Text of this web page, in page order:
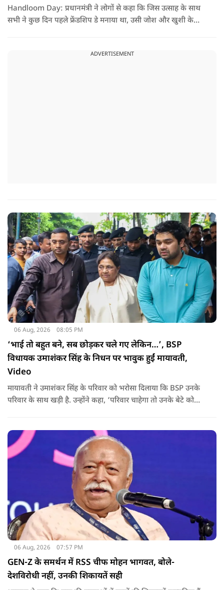
Handloom Day: प्रधानमंत्री ने लोगों से कहा कि जिस उत्साह के साथ
सभी ने कुछ दिन पहले फ्रेंडशिप डे मनाया था, उसी जोश और खुशी के
ADVERTISEMENT
06 Aug, 2026 08:05 PM
‘भाई तो बहुत बने, सब छोड़कर चले गए लेकिन…’, BSP
विधायक उमाशंकर सिंह के निधन पर भावुक हुईं मायावती,
Video
मायावती ने उमाशंकर सिंह के परिवार को भरोसा दिलाया कि BSP उनके
परिवार के साथ खड़ी है. उन्होंने कहा, ‘परिवार चाहेगा तो उनके बेटे को
06 Aug, 2026 07:57 PM
GEN-Z के समर्थन में RSS चीफ मोहन भागवत, बोले-
देशविरोधी नहीं, उनकी शिकायतें सही